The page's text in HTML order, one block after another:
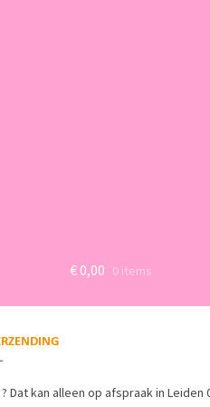
€0,00 0 items
kan alleen op afspraak in Leiden